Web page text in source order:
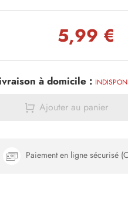
5,99 €
à domicile :
Ajouter au panier
Paiement en ligne sécurisé